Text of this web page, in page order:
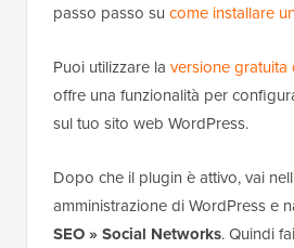
passo passo su come installare
Puoi utilizzare la versione gratuita
offre una funzionalità per
sul tuo sito web WordPress.
Dopo che il plugin è attivo, vai
amministrazione di WordPress e
SEO » Social Networks. Quindi